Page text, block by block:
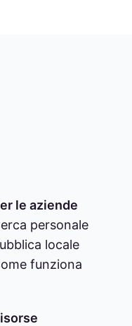
le aziende
personale
locale
funziona